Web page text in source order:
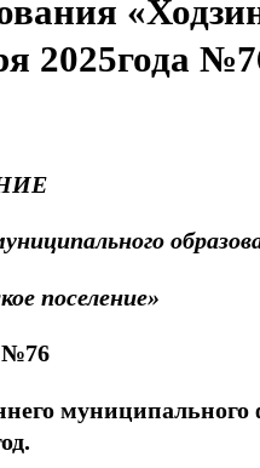
2025года
поселение»
№76 аул
муниципального